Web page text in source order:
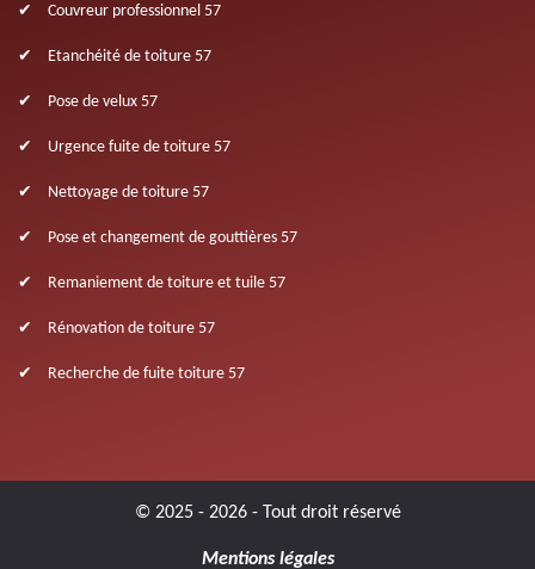
Couvreur professionnel 57
Etanchéité de toiture 57
Pose de velux 57
Urgence fuite de toiture 57
Nettoyage de toiture 57
Pose et changement de gouttières 57
Remaniement de toiture et tuile 57
Rénovation de toiture 57
Recherche de fuite toiture 57
© 2025 - 2026 - Tout droit réservé
Mentions légales